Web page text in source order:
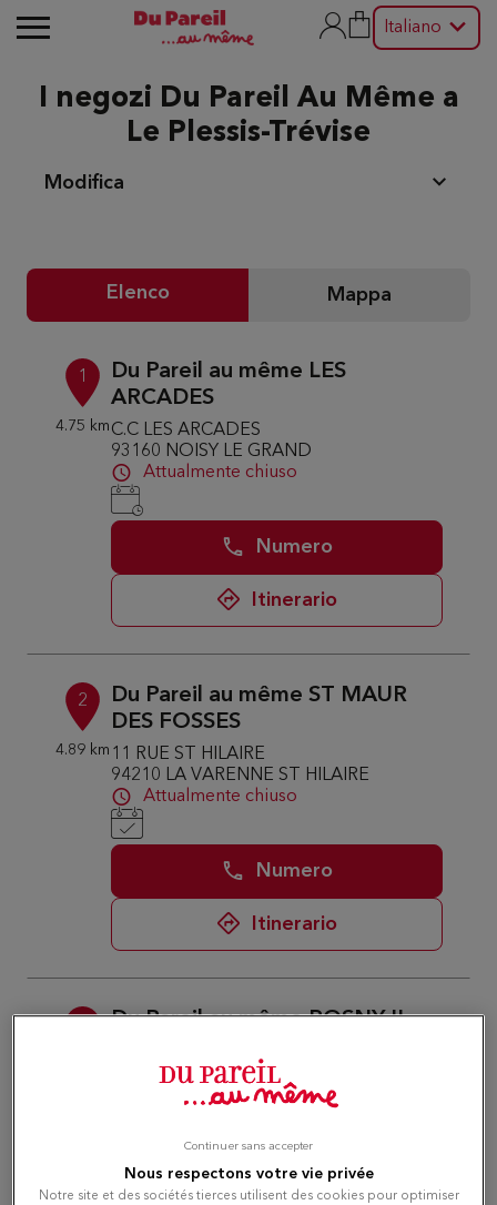
Italiano
I negozi Du Pareil Au Même a
Le Plessis-Trévise
Modifica
Elenco Mappa
1
4.75 km
Du Pareil au même LES
ARCADES
C.C LES ARCADES
93160 NOISY LE GRAND
Attualmente chiuso
Numero
Itinerario
2
4.89 km
Du Pareil au même ST MAUR
DES FOSSES
11 RUE ST HILAIRE
94210 LA VARENNE ST HILAIRE
Attualmente chiuso
Numero
Itinerario
Du Pareil au même ROSNY II
GAULLE
93110 ROSNY SOUS BOIS
Numero
Nous respectons votre vie privée
Notre site et des sociétés tierces utilisent des cookies pour optimiser
Continuer sans accepter